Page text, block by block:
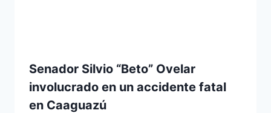
Senador Silvio “Beto” Ovelar
involucrado en un accidente fatal
en Caaguazú